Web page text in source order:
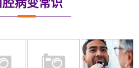
腔病变常识